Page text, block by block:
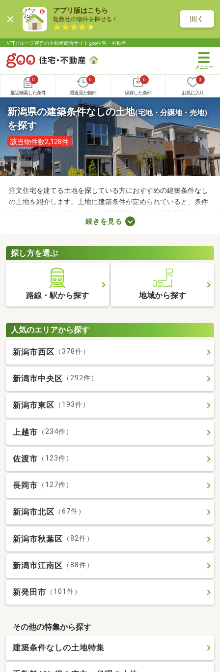
アプリ版はこちら
複数社の物件を探せる！ 開く
NTTグループ運営の不動産総合サイト goo住宅・不動産
0
最近検索した条件
0
最近見た物件
0
保存した条件
0
お気に入り
新潟県の建築条件なしの土地(宅地・分譲地・売地)
を探す
該当物件数2,128件
注文住宅を建てる土地を探している方におすすめの建築条件なし
の土地を紹介します。土地に建築条件が定められていると、条件
を満たす住宅しか作れません。建築条件なしの土地を購入すれ
ば、自由度の高い注文住宅を建てられるため、家族全員の理想を
境をチェックして、好みの場所にある土地を購入しましょう。
続きを見る
探し方を選ぶ
路線・駅から探す 地域から探す
人気のエリアから探す
新潟市西区 （378件）
新潟市中央区 （292件）
新潟市東区 （193件）
上越市 （234件）
佐渡市 （123件）
長岡市 （127件）
新潟市北区 （67件）
新潟市秋葉区 （82件）
新潟市江南区 （88件）
新発田市 （101件）
その他の特集から探す
建築条件なしの土地特集